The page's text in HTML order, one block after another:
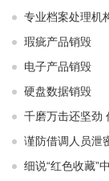
专业档案处理机
瑕疵产品销毁
电子产品销毁
硬盘数据销毁
千磨万击还坚
谨防借调人员泄
细说“红色收藏”